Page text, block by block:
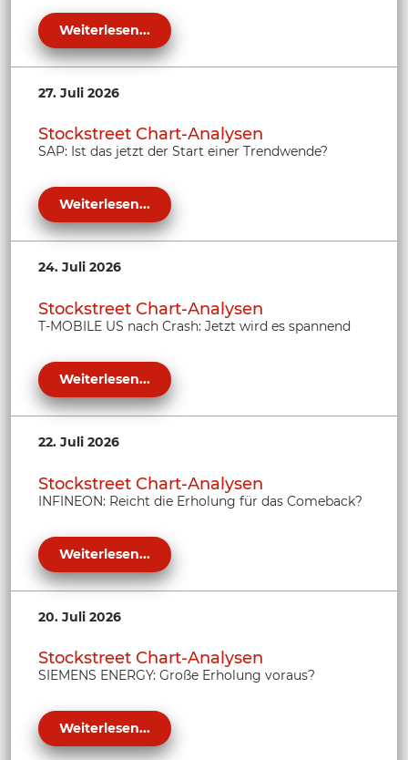
Weiterlesen...
27. Juli 2026
Stockstreet Chart-Analysen
SAP: Ist das jetzt der Start einer Trendwende?
Weiterlesen...
24. Juli 2026
Stockstreet Chart-Analysen
T-MOBILE US nach Crash: Jetzt wird es spannend
Weiterlesen...
22. Juli 2026
Stockstreet Chart-Analysen
INFINEON: Reicht die Erholung für das Comeback?
Weiterlesen...
20. Juli 2026
Stockstreet Chart-Analysen
SIEMENS ENERGY: Große Erholung voraus?
Weiterlesen...